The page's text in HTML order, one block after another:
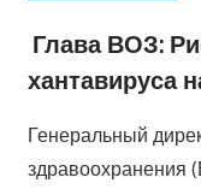
Глава ВОЗ:
хантавируса
Генеральный
здравоохранения